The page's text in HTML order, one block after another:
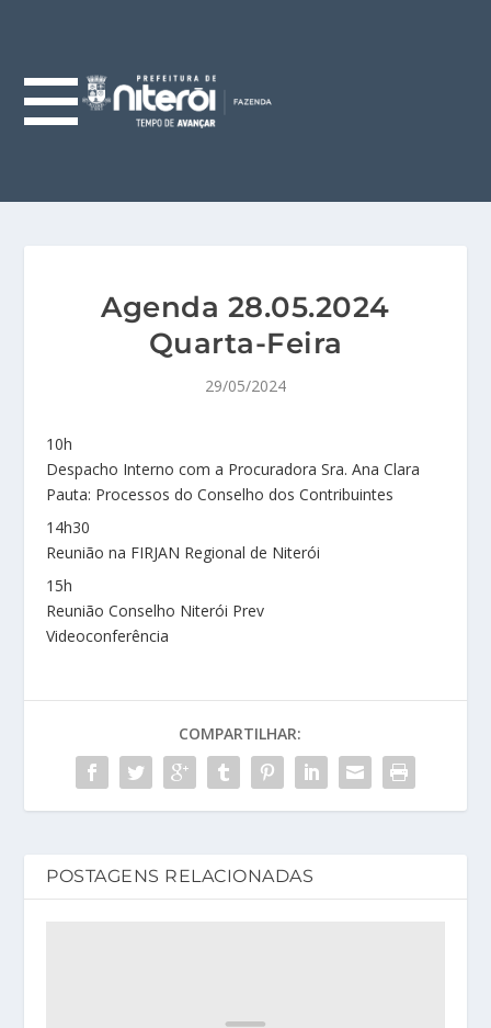
Agenda 28.05.2024
Quarta-Feira
29/05/2024
10h
Despacho Interno com a Procuradora Sra. Ana Clara
Pauta: Processos do Conselho dos Contribuintes
14h30
Reunião na FIRJAN Regional de Niterói
15h
Reunião Conselho Niterói Prev
Videoconferência
COMPARTILHAR:
POSTAGENS RELACIONADAS